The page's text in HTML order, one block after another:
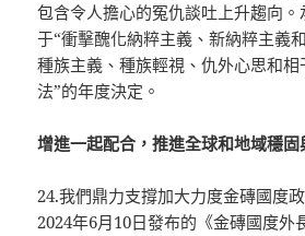
包含令人擔心的冤仇談吐上升趨向
于“衝擊醜化納粹主義、新納粹主義
種族主義、種族輕視、仇外心思和
法”的年度決定。
增進一起配合，推進全球和地域穩固
24.我們鼎力支撐加大力度金磚國度
2024年6月10日發布的《金磚國度外